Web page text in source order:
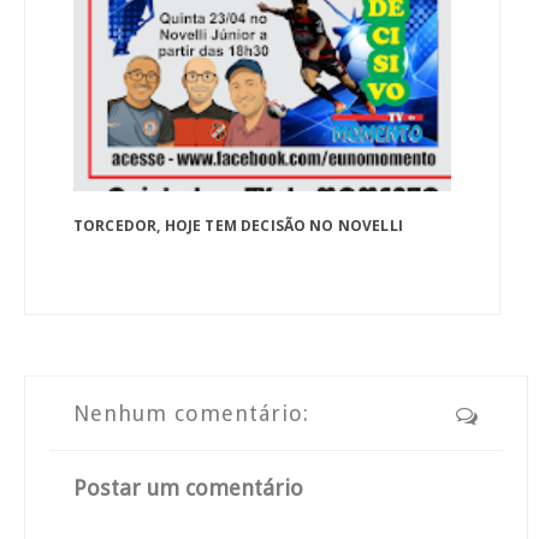
TORCEDOR, HOJE TEM DECISÃO NO NOVELLI
Nenhum comentário:
Postar um comentário